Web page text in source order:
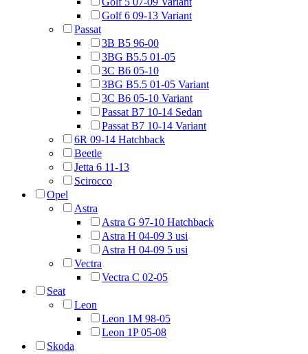
Golf 6 09-13 Variant
Passat
3B B5 96-00
3BG B5.5 01-05
3C B6 05-10
3BG B5.5 01-05 Variant
3C B6 05-10 Variant
Passat B7 10-14 Sedan
Passat B7 10-14 Variant
6R 09-14 Hatchback
Beetle
Jetta 6 11-13
Scirocco
Opel
Astra
Astra G 97-10 Hatchback
Astra H 04-09 3 usi
Astra H 04-09 5 usi
Vectra
Vectra C 02-05
Seat
Leon
Leon 1M 98-05
Leon 1P 05-08
Skoda